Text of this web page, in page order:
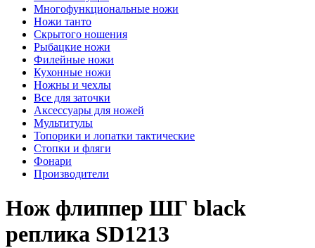
Многофункциональные ножи
Ножи танто
Скрытого ношения
Рыбацкие ножи
Филейные ножи
Кухонные ножи
Ножны и чехлы
Все для заточки
Аксессуары для ножей
Мультитулы
Топорики и лопатки тактические
Стопки и фляги
Фонари
Производители
Нож флиппер ШГ black
реплика SD1213